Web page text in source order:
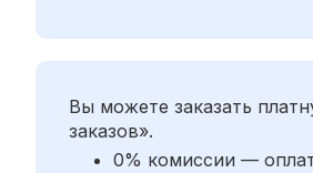
Вы можете заказать
заказов».
0% комиссии —